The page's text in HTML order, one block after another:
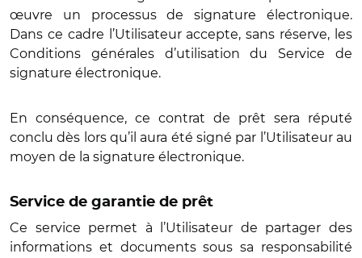
œuvre un processus de signature électronique.
Dans ce cadre l’Utilisateur accepte, sans réserve, les
Conditions générales d’utilisation du Service de
signature électronique.
En conséquence, ce contrat de prêt sera réputé
conclu dès lors qu’il aura été signé par l’Utilisateur au
moyen de la signature électronique.
Service de garantie de prêt
Ce service permet à l’Utilisateur de partager des
informations et documents sous sa responsabilité